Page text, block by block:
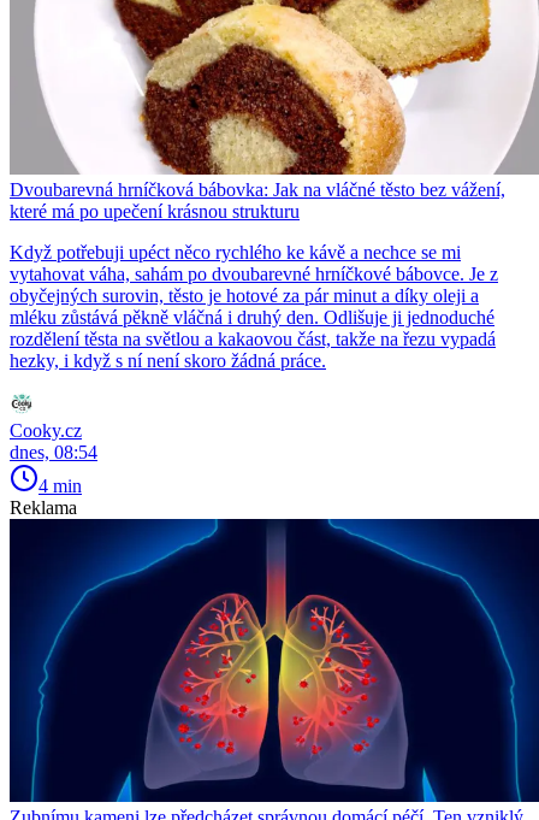
Dvoubarevná hrníčková bábovka: Jak na vláčné těsto bez vážení,
které má po upečení krásnou strukturu
Když potřebuji upéct něco rychlého ke kávě a nechce se mi
vytahovat váha, sahám po dvoubarevné hrníčkové bábovce. Je z
obyčejných surovin, těsto je hotové za pár minut a díky oleji a
mléku zůstává pěkně vláčná i druhý den. Odlišuje ji jednoduché
rozdělení těsta na světlou a kakaovou část, takže na řezu vypadá
hezky, i když s ní není skoro žádná práce.
Cooky.cz
dnes, 08:54
4 min
Reklama